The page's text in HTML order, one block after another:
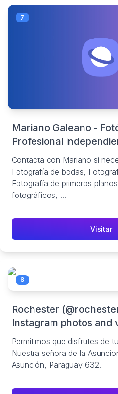
7
Mariano Galeano -
Profesional
Contacta con Mariano si
Fotografía de bodas,
Fotografía de primeros
fotográficos, ...
Visitar
8
Rochester
Instagram photos and
Permitimos que disfrutes de
Nuestra señora de la
Asunción, Paraguay 632.